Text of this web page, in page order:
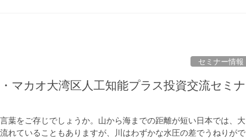
セミナー情報
・マカオ大湾区人工知能プラス投資交流セミナ
葉をご存じでしょうか。山から海までの距離が短い日本では、大
れていることもありますが、川はわずかな水圧の差でうねりがで